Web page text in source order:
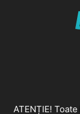
ATENȚIE!